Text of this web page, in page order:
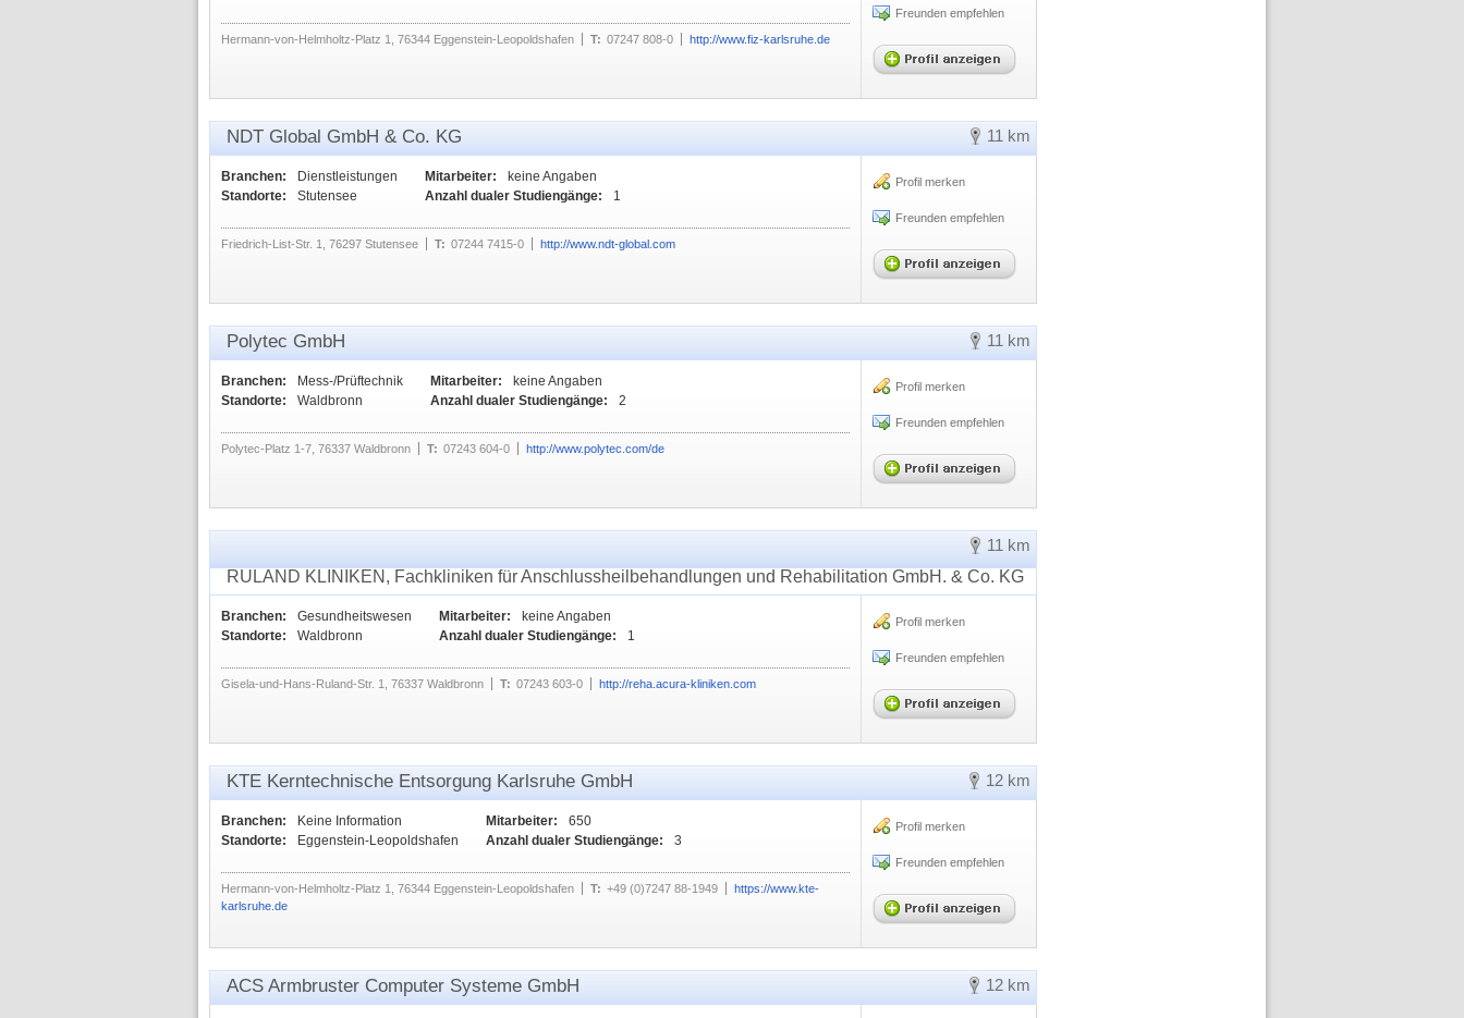
Hermann-von-Helmholtz-Platz 1, 76344 Eggenstein-Leopoldshafen T: 07247 808-0 http://www.fiz-karlsruhe.de
Freunden empfehlen
11 km
NDT Global GmbH & Co. KG
Branchen:
Dienstleistungen
Standorte:
Stutensee
Mitarbeiter:
keine Angaben
Anzahl dualer Studiengänge:
1
Friedrich-List-Str. 1, 76297 Stutensee T: 07244 7415-0 http://www.ndt-global.com
Profil merken
Freunden empfehlen
11 km
Polytec GmbH
Branchen:
Mess-/Prüftechnik
Standorte:
Waldbronn
Mitarbeiter:
keine Angaben
Anzahl dualer Studiengänge:
2
Polytec-Platz 1-7, 76337 Waldbronn T: 07243 604-0 http://www.polytec.com/de
Profil merken
Freunden empfehlen
11 km
RULAND KLINIKEN, Fachkliniken für Anschlussheilbehandlungen und Rehabilitation GmbH. & Co. KG
Branchen:
Gesundheitswesen
Standorte:
Waldbronn
Mitarbeiter:
keine Angaben
Anzahl dualer Studiengänge:
1
Gisela-und-Hans-Ruland-Str. 1, 76337 Waldbronn T: 07243 603-0 http://reha.acura-kliniken.com
Profil merken
Freunden empfehlen
12 km
KTE Kerntechnische Entsorgung Karlsruhe GmbH
Branchen:
Keine Information
Standorte:
Eggenstein-Leopoldshafen
Mitarbeiter:
650
Anzahl dualer Studiengänge:
3
Hermann-von-Helmholtz-Platz 1, 76344 Eggenstein-Leopoldshafen T: +49 (0)7247 88-1949
https://www.kte-
karlsruhe.de
Profil merken
Freunden empfehlen
12 km
ACS Armbruster Computer Systeme GmbH